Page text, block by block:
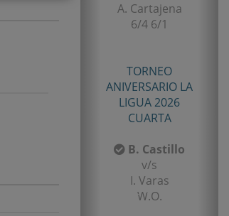
A. Cartajena
6/4 6/1
TORNEO
ANIVERSARIO LA
LIGUA 2026
CUARTA
B. Castillo
v/s
I. Varas
W.O.